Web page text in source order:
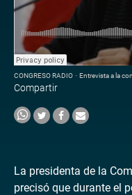
CONGRESO RADIO · Entrevista a la
Compartir
La presidenta de la
precisó que durante el